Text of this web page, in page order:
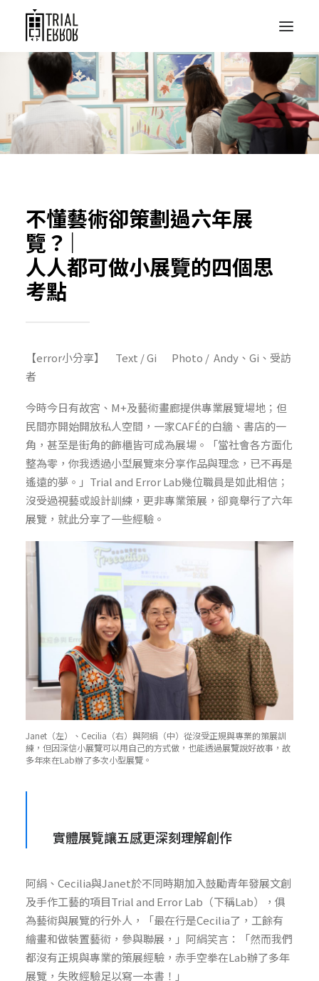
不懂藝術卻策劃過六年展
覽？ ︳
人人都可做小展覽的四個思
考點
【error小分享】 Text / Gi Photo / Andy、Gi、受訪
者
今時今日有故宮、M+及藝術畫廊提供專業展覽場地；但
民間亦開始開放私人空間，一家CAFÉ的白牆、書店的一
角，甚至是街角的飾櫃皆可成為展場。「當社會各方面化
整為零，你我透過小型展覽來分享作品與理念，已不再是
遙遠的夢。」Trial and Error Lab幾位職員是如此相信；
沒受過視藝或設計訓練，更非專業策展，卻竟舉行了六年
展覽，就此分享了一些經驗。
Janet（左）、Cecilia（右）與阿絹（中）從沒受正規與專業的策展訓
練，但因深信小展覽可以用自己的方式做，也能透過展覽說好故事，故
多年來在Lab辦了多次小型展覽。
實體展覽讓五感更深刻理解創作
阿絹、Cecilia與Janet於不同時期加入鼓勵青年發展文創
及手作工藝的項目Trial and Error Lab（下稱Lab），俱
為藝術與展覽的行外人，「最在行是Cecilia了，工餘有
繪畫和做裝置藝術，參與聯展，」阿絹笑言：「然而我們
都沒有正規與專業的策展經驗，赤手空拳在Lab辦了多年
展覽，失敗經驗足以寫一本書！」